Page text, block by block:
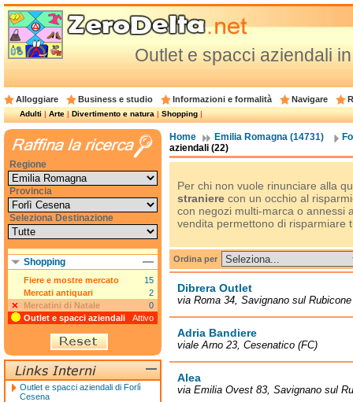
Outlet e spacci aziendali
Alloggiare Business e studio Informazioni e formalità Navigare
Adulti|Arte|Divertimento e natura|Shopping|
Home Emilia Romagna (14731)
aziendali (22)
Per chi non vuole rinunciare alla
straniere con un occhio al
con negozi multi-marca o annessi
vendita permettono di risparmiare
Ordina per
Dibrera Outlet
via Roma 34, Savignano sul
Adria Bandiere
viale Arno 23, Cesenatico (FC)
Alea
via Emilia Ovest 83, Savignano sul
Regione
Provincia
Seleziona Destinazione
Shopping
Fiere e mostre mercato
15
Mercati antiquari
2
Mercatini di Natale
0
Outlet e spacci aziendali
Attivo
Outlet e spacci aziendali di Forlì
Cesena